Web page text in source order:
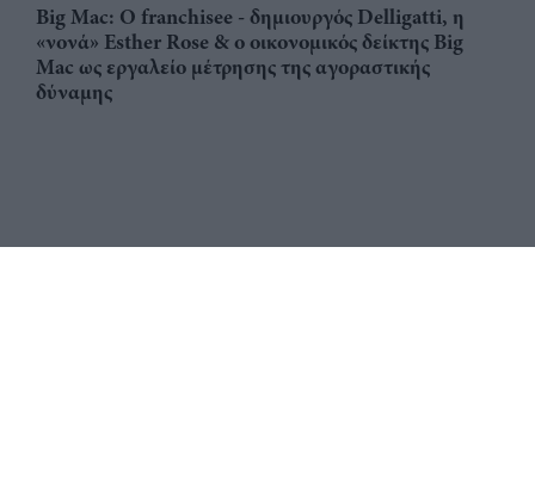
Big Mac: Ο franchisee - δημιουργός Delligatti, η
«νονά» Esther Rose & ο οικονομικός δείκτης Big
Mac ως εργαλείο μέτρησης της αγοραστικής
δύναμης